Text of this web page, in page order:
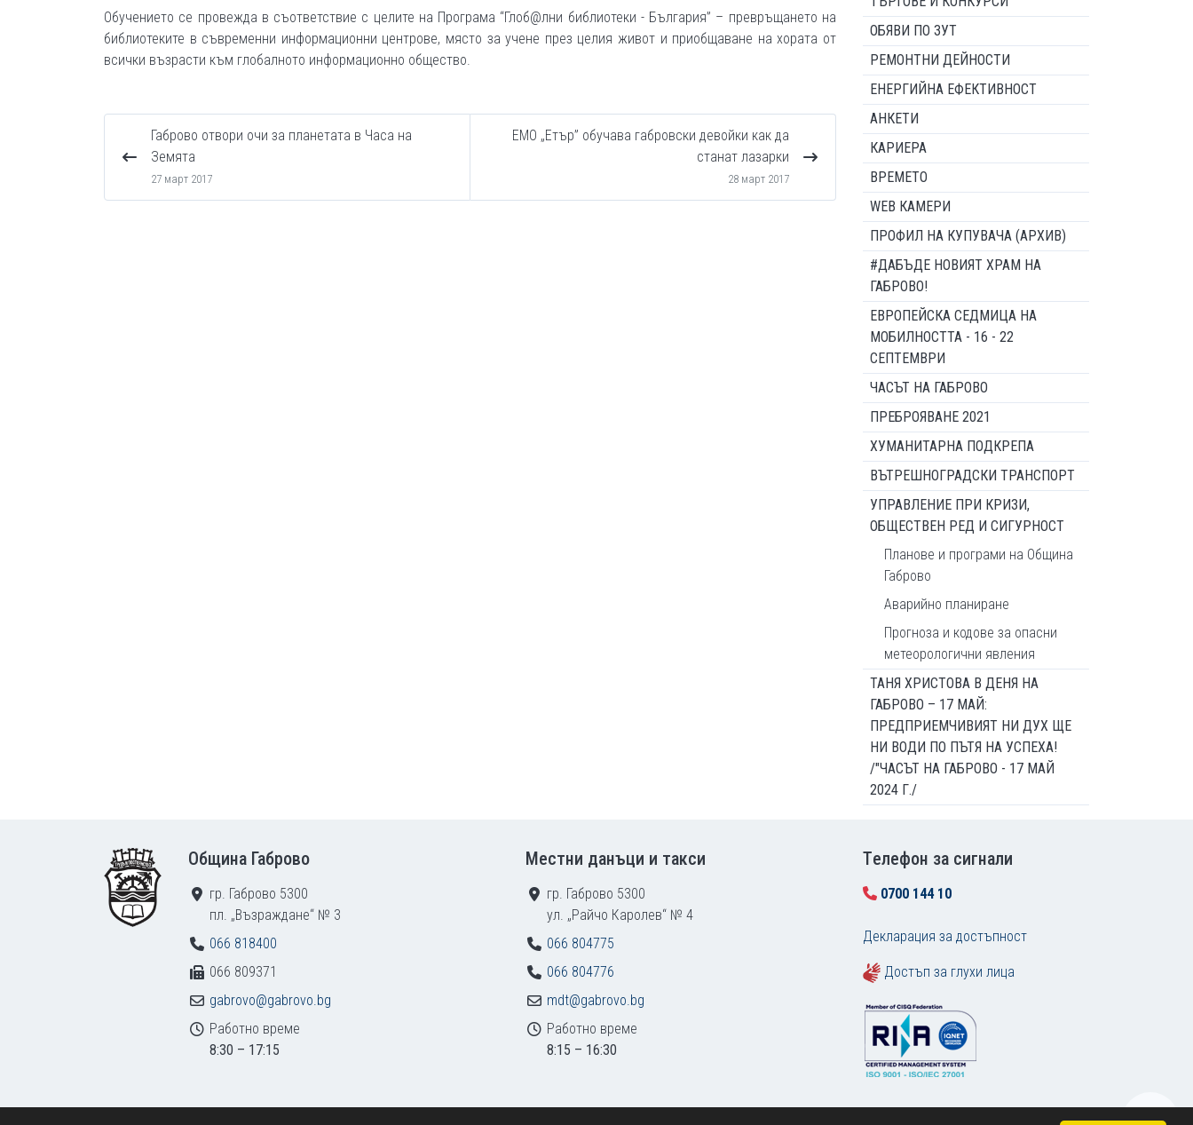
Обучението се провежда в съответствие с целите на Програма “Глоб@лни библиотеки - България” – превръщането на
библиотеките в съвременни информационни центрове, място за учене през целия живот и приобщаване на хората от
всички възрасти към глобалното информационно общество.
Габрово отвори очи за планетата в Часа на
Земята
27 март 2017
ЕМО „Етър” обучава габровски девойки как да
станат лазарки
28 март 2017
ОБЯВИ ПО ЗУТ
РЕМОНТНИ ДЕЙНОСТИ
ЕНЕРГИЙНА ЕФЕКТИВНОСТ
АНКЕТИ
КАРИЕРА
ВРЕМЕТО
WEB КАМЕРИ
ПРОФИЛ НА КУПУВАЧА (АРХИВ)
#ДАБЪДЕ НОВИЯТ ХРАМ НА
ГАБРОВО!
ЕВРОПЕЙСКА СЕДМИЦА НА
МОБИЛНОСТТА - 16 - 22
СЕПТЕМВРИ
ЧАСЪТ НА ГАБРОВО
ПРЕБРОЯВАНЕ 2021
ХУМАНИТАРНА ПОДКРЕПА
ВЪТРЕШНОГРАДСКИ ТРАНСПОРТ
УПРАВЛЕНИЕ ПРИ КРИЗИ,
ОБЩЕСТВЕН РЕД И СИГУРНОСТ
Планове и програми на Община
Габрово
Аварийно планиране
Прогноза и кодове за опасни
метеорологични явления
ТАНЯ ХРИСТОВА В ДЕНЯ НА
ГАБРОВО – 17 МАЙ:
ПРЕДПРИЕМЧИВИЯТ НИ ДУХ ЩЕ
НИ ВОДИ ПО ПЪТЯ НА УСПЕХА!
/"ЧАСЪТ НА ГАБРОВО - 17 МАЙ
2024 Г./
Община Габрово
гр. Габрово 5300
пл. „Възраждане“ № 3
066 818400
066 809371
gabrovo@gabrovo.bg
Работно време
8:30 – 17:15
Местни данъци и такси
гр. Габрово 5300
ул. „Райчо Каролев“ № 4
066 804775
066 804776
mdt@gabrovo.bg
Работно време
8:15 – 16:30
Tелефон за сигнали
0700 144 10
Декларация за достъпност
Достъп за глухи лица